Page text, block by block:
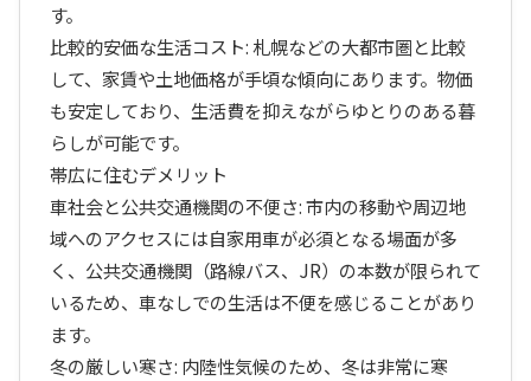
す。
比較的安価な生活コスト: 札幌などの大都市圏と比較
して、家賃や土地価格が手頃な傾向にあります。物価
も安定しており、生活費を抑えながらゆとりのある暮
らしが可能です。
帯広に住むデメリット
車社会と公共交通機関の不便さ: 市内の移動や周辺地
域へのアクセスには自家用車が必須となる場面が多
く、公共交通機関（路線バス、JR）の本数が限られて
いるため、車なしでの生活は不便を感じることがあり
ます。
冬の厳しい寒さ: 内陸性気候のため、冬は非常に寒